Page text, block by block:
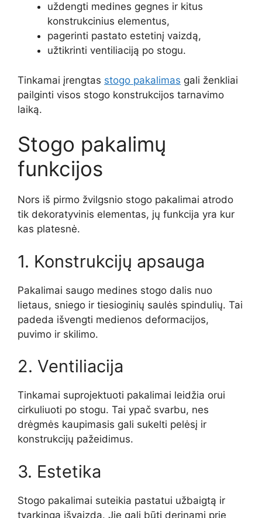
uždengti medines gegnes ir kitus
konstrukcinius elementus,
pagerinti pastato estetinį vaizdą,
užtikrinti ventiliaciją po stogu.
Tinkamai įrengtas stogo pakalimas gali ženkliai
pailginti visos stogo konstrukcijos tarnavimo
laiką.
Stogo pakalimų
funkcijos
Nors iš pirmo žvilgsnio stogo pakalimai atrodo
tik dekoratyvinis elementas, jų funkcija yra kur
kas platesnė.
1. Konstrukcijų apsauga
Pakalimai saugo medines stogo dalis nuo
lietaus, sniego ir tiesioginių saulės spindulių. Tai
padeda išvengti medienos deformacijos,
puvimo ir skilimo.
2. Ventiliacija
Tinkamai suprojektuoti pakalimai leidžia orui
cirkuliuoti po stogu. Tai ypač svarbu, nes
drėgmės kaupimasis gali sukelti pelėsį ir
konstrukcijų pažeidimus.
3. Estetika
Stogo pakalimai suteikia pastatui užbaigtą ir
tvarkingą išvaizdą. Jie gali būti derinami prie